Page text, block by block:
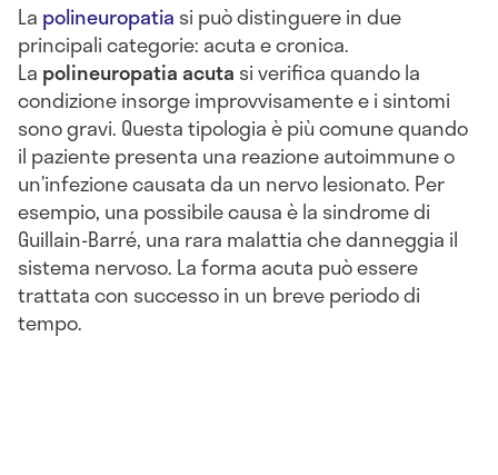
La polineuropatia si può distinguere in due
principali categorie: acuta e cronica.
La polineuropatia acuta si verifica quando la
condizione insorge improvvisamente e i sintomi
sono gravi. Questa tipologia è più comune quando
il paziente presenta una reazione autoimmune o
un’infezione causata da un nervo lesionato. Per
esempio, una possibile causa è la sindrome di
Guillain-Barré, una rara malattia che danneggia il
sistema nervoso. La forma acuta può essere
trattata con successo in un breve periodo di
tempo.